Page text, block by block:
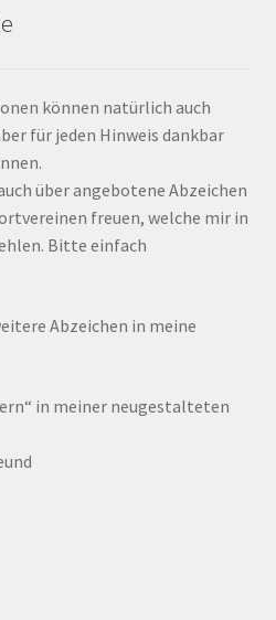
können natürlich auch
für jeden Hinweis dankbar
über angebotene Abzeichen
freuen, welche mir in
Bitte einfach
Abzeichen in meine
in meiner neugestalteten